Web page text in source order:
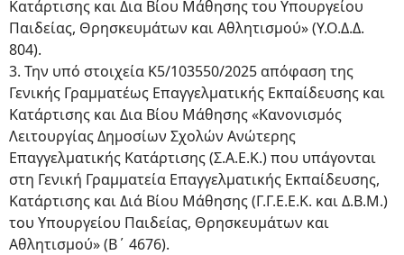
Κατάρτισης και Δια Βίου Μάθησης του Υπουργείου
Παιδείας, Θρησκευμάτων και Αθλητισμού» (Υ.Ο.Δ.Δ.
804).
3. Την υπό στοιχεία Κ5/103550/2025 απόφαση της
Γενικής Γραμματέως Επαγγελματικής Εκπαίδευσης και
Κατάρτισης και Δια Βίου Μάθησης «Κανονισμός
Λειτουργίας Δημοσίων Σχολών Ανώτερης
Επαγγελματικής Κατάρτισης (Σ.Α.Ε.Κ.) που υπάγονται
στη Γενική Γραμματεία Επαγγελματικής Εκπαίδευσης,
Κατάρτισης και Διά Βίου Μάθησης (Γ.Γ.Ε.Ε.Κ. και Δ.Β.Μ.)
του Υπουργείου Παιδείας, Θρησκευμάτων και
Αθλητισμού» (Β΄ 4676).